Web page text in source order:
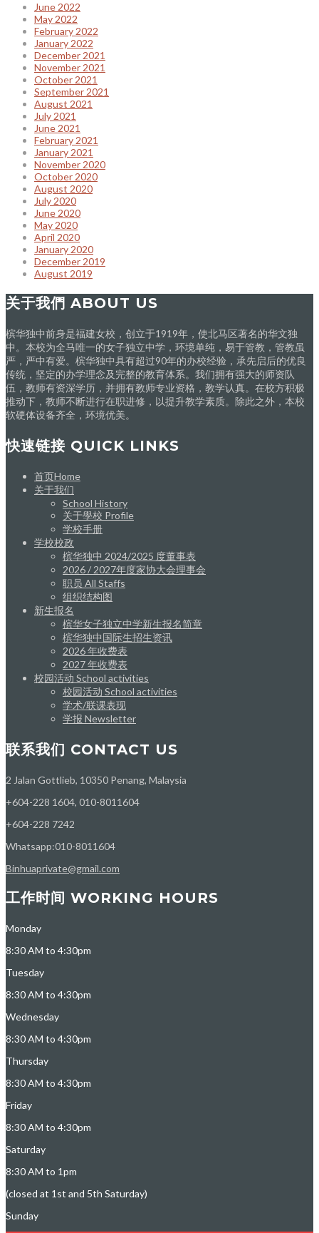
June 2022
May 2022
February 2022
January 2022
December 2021
November 2021
October 2021
September 2021
August 2021
July 2021
June 2021
February 2021
January 2021
November 2020
October 2020
August 2020
July 2020
June 2020
May 2020
April 2020
January 2020
December 2019
August 2019
关于我們 ABOUT US
槟华独中前身是福建女校，创立于1919年，使北马区著名的华文独
中。本校为全马唯一的女子独立中学，环境单纯，易于管教，管教虽
严，严中有爱。槟华独中具有超过90年的办校经验，承先启后的优良
传统，坚定的办学理念及完整的教育体系。我们拥有强大的师资队
伍，教师有资深学历，并拥有教师专业资格，教学认真。在校方积极
推动下，教师不断进行在职进修，以提升教学素质。除此之外，本校
软硬体设备齐全，环境优美。
快速链接 QUICK LINKS
首页Home
关于我们
School History
关于學校 Profile
学校手册
学校校政
槟华独中 2024/2025 度董事表
2026 / 2027年度家协大会理事会
职员 All Staffs
组织结构图
新生报名
槟华女子独立中学新生报名简章
槟华独中国际生招生资讯
2026 年收费表
2027 年收费表
校园活动 School activities
校园活动 School activities
学术/联课表现
学报 Newsletter
联系我们 CONTACT US
2 Jalan Gottlieb, 10350 Penang, Malaysia
+604-228 1604, 010-8011604
+604-228 7242
Whatsapp:010-8011604
Binhuaprivate@gmail.com
工作时间 WORKING HOURS
Monday
8:30 AM to 4:30pm
Tuesday
8:30 AM to 4:30pm
Wednesday
8:30 AM to 4:30pm
Thursday
8:30 AM to 4:30pm
Friday
8:30 AM to 4:30pm
Saturday
8:30 AM to 1pm
(closed at 1st and 5th Saturday)
Sunday